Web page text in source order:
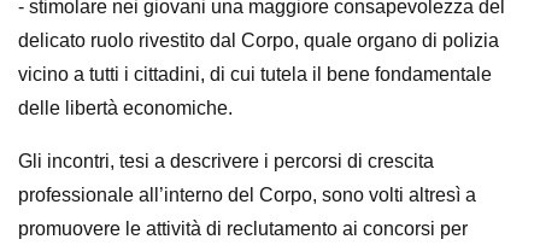
- stimolare nei giovani una maggiore consapevolezza del
delicato ruolo rivestito dal Corpo, quale organo di polizia
vicino a tutti i cittadini, di cui tutela il bene fondamentale
delle libertà economiche.
Gli incontri, tesi a descrivere i percorsi di crescita
professionale all’interno del Corpo, sono volti altresì a
promuovere le attività di reclutamento ai concorsi per